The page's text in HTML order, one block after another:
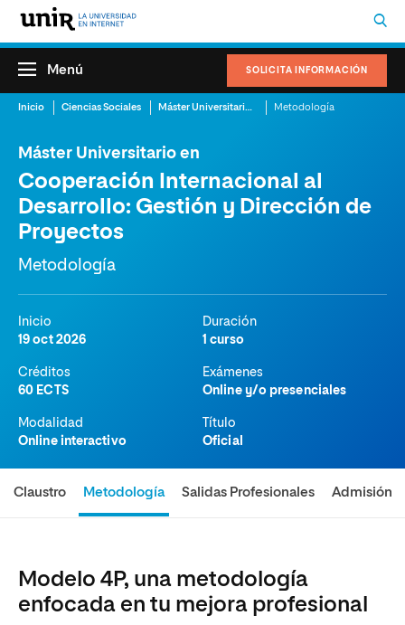
SOLICITA INFORMACIÓN
Menú
Inicio Ciencias Sociales Máster Universitario en Cooperación Internacional al Desarrollo: Gestión y Dirección de Proyectos Metodología
Máster Universitario en
Cooperación Internacional al
Desarrollo: Gestión y Dirección de
Proyectos
Metodología
Inicio
19 oct 2026
Duración
1 curso
Créditos
60 ECTS
Exámenes
Online y/o presenciales
Modalidad
Online interactivo
Título
Oficial
Claustro Metodología Salidas Profesionales Admisión
Modelo 4P, una metodología
enfocada en tu mejora profesional